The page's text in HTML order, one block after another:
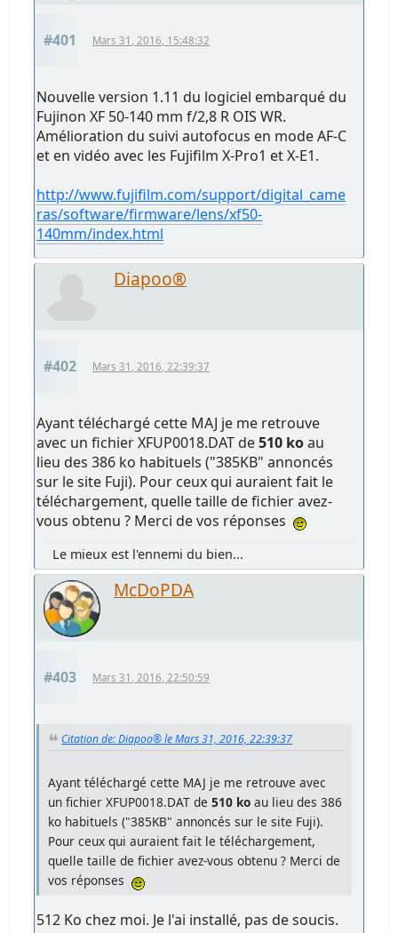
#401 Mars 31, 2016, 15:48:32
Nouvelle version 1.11 du logiciel embarqué du
Fujinon XF 50-140 mm f/2,8 R OIS WR.
Amélioration du suivi autofocus en mode AF-C
et en vidéo avec les Fujifilm X-Pro1 et X-E1.
http://www.fujifilm.com/support/digital_came
ras/software/firmware/lens/xf50-
140mm/index.html
Diapoo®
#402 Mars 31, 2016, 22:39:37
Ayant téléchargé cette MAJ je me retrouve
avec un fichier XFUP0018.DAT de510 koau
lieu des 386 ko habituels ("385KB" annoncés
sur le site Fuji). Pour ceux qui auraient fait le
téléchargement, quelle taille de fichier avez-
vous obtenu ? Merci de vos réponses
Le mieux est l'ennemi du bien...
McDoPDA
#403 Mars 31, 2016, 22:50:59
Citation de: Diapoo® le Mars 31, 2016, 22:39:37
Ayant téléchargé cette MAJ je me retrouve avec
un fichier XFUP0018.DAT de510 ko au lieu des 386
ko habituels ("385KB" annoncés sur le site Fuji).
Pour ceux qui auraient fait le téléchargement,
quelle taille de fichier avez-vous obtenu ? Merci de
vos réponses
512 Ko chez moi. Je l'ai installé, pas de soucis.